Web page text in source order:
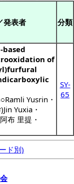
発表者 分類
based
of
Yusrin ・
Yuxia ・
布 里提 ・
SY-
65
ド別)